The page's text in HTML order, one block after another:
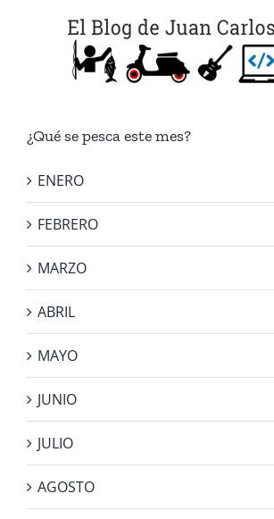
¿Qué se pesca este mes?
ENERO
FEBRERO
MARZO
ABRIL
MAYO
JUNIO
JULIO
AGOSTO